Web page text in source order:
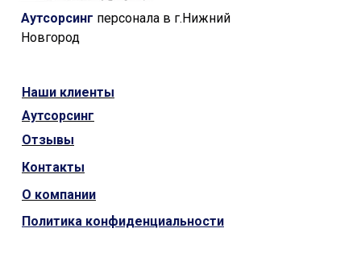
Политика конфиденциальности
О компании
Контакты
Отзывы
Аутсорсинг
Наши клиенты
Аутсорсинг персонала в г.Нижний
Новгород